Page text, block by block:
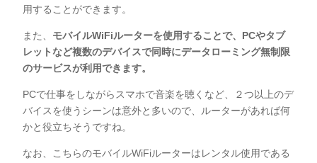
用することができます。
また、 モバイルWiFiルーターを使用することで、PCやタブ
レットなど複数のデバイスで同時にデータローミング無制限
のサービスが利用できます。
PCで仕事をしながらスマホで音楽を聴くなど、２つ以上のデ
バイスを使うシーンは意外と多いので、ルーターがあれば何
かと役立ちそうですね。
なお、こちらのモバイルWiFiルーターはレンタル使用である